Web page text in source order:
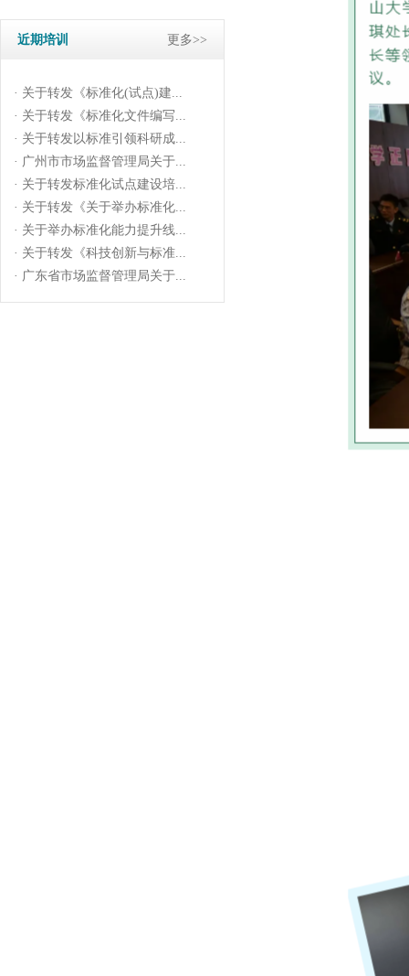
更多>>
近期培训
· 关于转发《科技创新与标准...
· 关于转发《标准化文件编写...
· 关于转发以标准引领科研成...
· 广州市市场监督管理局关于...
· 关于转发标准化试点建设培...
· 关于转发《关于举办标准化...
· 关于举办标准化能力提升线...
· 关于转发《科技创新与标准...
· 广东省市场监督管理局关于...
· 关于转发《标准化(试点)建...
· 关于转发《标准化文件编写...